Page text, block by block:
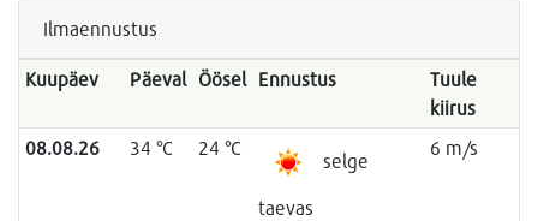
Ilmaennustus
Kuupäev Päeval Öösel Ennustus
Tuule
kiirus
08.08.26
34 °C 24 °C
selge
taevas
6 m/s